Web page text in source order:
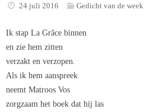
24 juli 2016 Gedicht van de week
Ik stap La Grâce binnen
en zie hem zitten
verzakt en verzopen.
Als ik hem aanspreek
neemt Matroos Vos
zorgzaam het boek dat hij las